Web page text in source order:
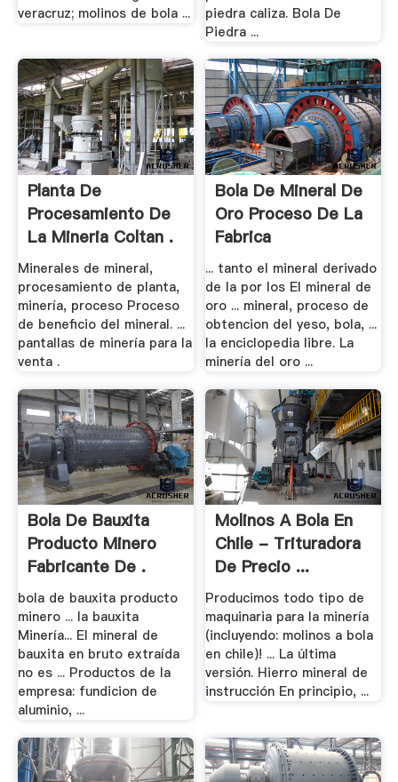
veracruz; molinos de bola ...
piedra caliza. Bola De
Piedra ...
Planta De
Procesamiento De
La Mineria Coltan .
Minerales de mineral,
procesamiento de planta,
minería, proceso Proceso
de beneficio del mineral. ...
pantallas de minería para la
venta .
Bola De Mineral De
Oro Proceso De La
Fabrica
... tanto el mineral derivado
de la por los El mineral de
oro ... mineral, proceso de
obtencion del yeso, bola, ...
la enciclopedia libre. La
minería del oro ...
Bola De Bauxita
Producto Minero
Fabricante De .
bola de bauxita producto
minero ... la bauxita
Minería... El mineral de
bauxita en bruto extraída
no es ... Productos de la
empresa: fundicion de
aluminio, ...
Molinos A Bola En
Chile - Trituradora
De Precio ...
Producimos todo tipo de
maquinaria para la minería
(incluyendo: molinos a bola
en chile)! ... La última
versión. Hierro mineral de
instrucción En principio, ...